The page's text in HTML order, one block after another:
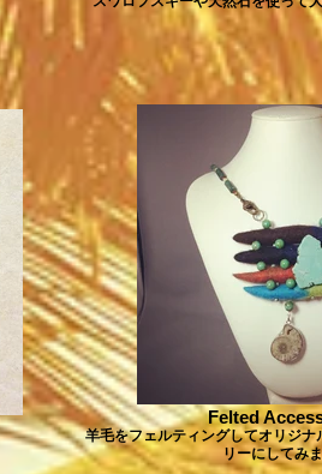
Felted
羊毛をフェルティングしてオリジナ
リーにしてみ